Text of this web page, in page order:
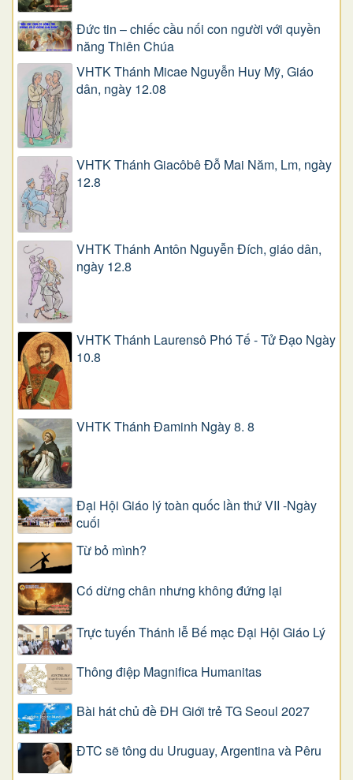
Đức tin – chiếc cầu nối con người với quyền
năng Thiên Chúa
VHTK Thánh Micae Nguyễn Huy Mỹ, Giáo
dân, ngày 12.08
VHTK Thánh Giacôbê Ðỗ Mai Năm, Lm, ngày
12.8
VHTK Thánh Antôn Nguyễn Ðích, giáo dân,
ngày 12.8
VHTK Thánh Laurensô Phó Tế - Tử Đạo Ngày
10.8
VHTK Thánh Đaminh Ngày 8. 8
Đại Hội Giáo lý toàn quốc lần thứ VII -Ngày
cuối
Từ bỏ mình?
Có dừng chân nhưng không đứng lại
Trực tuyến Thánh lễ Bế mạc Đại Hội Giáo Lý
Thông điệp Magnifica Humanitas
Bài hát chủ đề ĐH Giới trẻ TG Seoul 2027
ĐTC sẽ tông du Uruguay, Argentina và Pêru